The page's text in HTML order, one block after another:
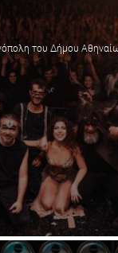
του Δήμου